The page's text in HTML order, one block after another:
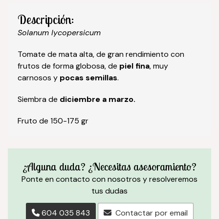
Descripción:
Solanum lycopersicum
Tomate de mata alta, de gran rendimiento con
frutos de forma globosa, de piel fina, muy
carnosos y pocas semillas.
Siembra de diciembre a marzo.
Fruto de 150-175 gr
¿Alguna duda? ¿Necesitas asesoramiento?
Ponte en contacto con nosotros y resolveremos
tus dudas
604 035 843 Contactar por email